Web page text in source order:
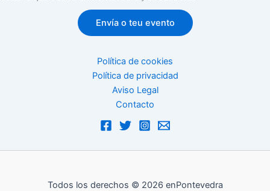
Envía o teu evento
Política de cookies
Política de privacidad
Aviso Legal
Contacto
Todos los derechos © 2026 enPontevedra